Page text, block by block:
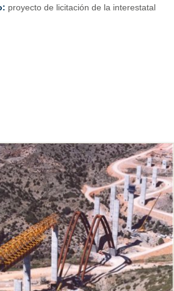
proyecto de licitación de la interestatal